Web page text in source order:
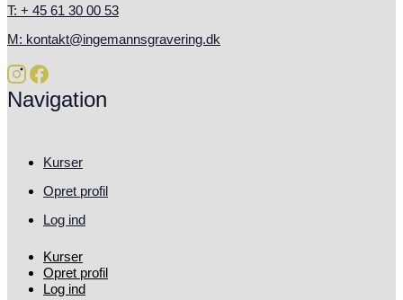
T: + 45 61 30 00 53
M: kontakt@ingemannsgravering.dk
Navigation
Kurser
Opret profil
Log ind
Kurser
Opret profil
Log ind